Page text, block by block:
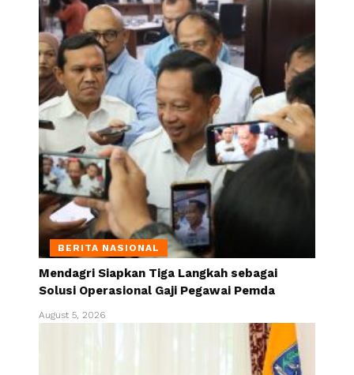
BERITA NASIONAL
Mendagri Siapkan Tiga Langkah sebagai
Solusi Operasional Gaji Pegawai Pemda
August 5, 2026